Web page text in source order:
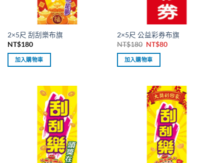
2×5尺 刮刮樂布旗
NT$180
加入購物車
2×5尺 公益彩券布旗
NT$180 原
價
格：
NT$180。
NT$80目
加入購物車